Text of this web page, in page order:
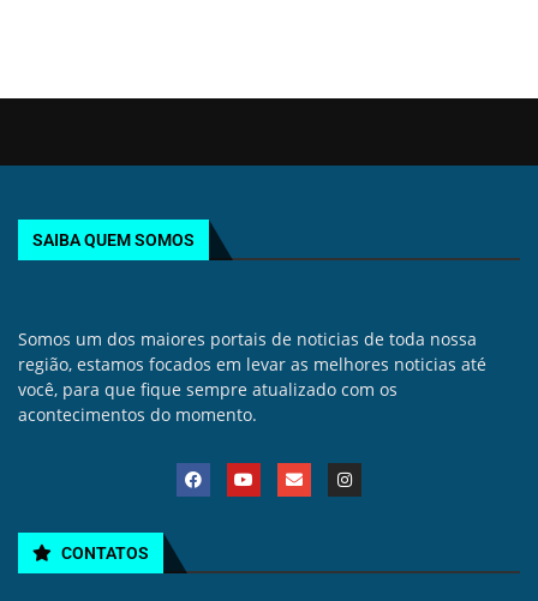
SAIBA QUEM SOMOS
Somos um dos maiores portais de noticias de toda nossa
região, estamos focados em levar as melhores noticias até
você, para que fique sempre atualizado com os
acontecimentos do momento.
CONTATOS